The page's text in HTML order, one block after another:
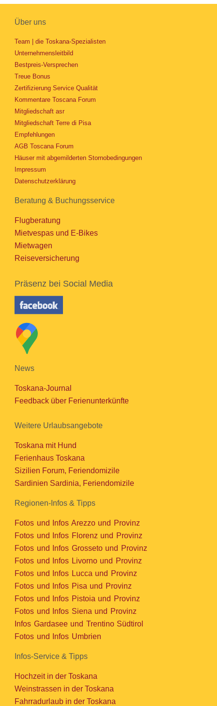
Über uns
Team | die Toskana-Spezialisten
Unternehmensleitbild
Bestpreis-Versprechen
Treue Bonus
Zertifizierung Service Qualität
Kommentare Toscana Forum
Mitgliedschaft asr
Mitgliedschaft Terre di Pisa
Empfehlungen
AGB Toscana Forum
Häuser mit abgemilderten Stornobedingungen
Impressum
Datenschutzerklärung
Beratung & Buchungsservice
Flugberatung
Mietvespas und E-Bikes
Mietwagen
Reiseversicherung
Präsenz bei Social Media
News
Toskana-Journal
Feedback über Ferienunterkünfte
Weitere Urlaubsangebote
Toskana mit Hund
Ferienhaus Toskana
Sizilien Forum, Feriendomizile
Sardinien Sardinia, Feriendomizile
Regionen-Infos & Tipps
Fotos und Infos Arezzo und Provinz
Fotos und Infos Florenz und Provinz
Fotos und Infos Grosseto und Provinz
Fotos und Infos Livorno und Provinz
Fotos und Infos Lucca und Provinz
Fotos und Infos Pisa und Provinz
Fotos und Infos Pistoia und Provinz
Fotos und Infos Siena und Provinz
Infos Gardasee und Trentino Südtirol
Fotos und Infos Umbrien
Infos-Service & Tipps
Hochzeit in der Toskana
Weinstrassen in der Toskana
Fahrradurlaub in der Toskana